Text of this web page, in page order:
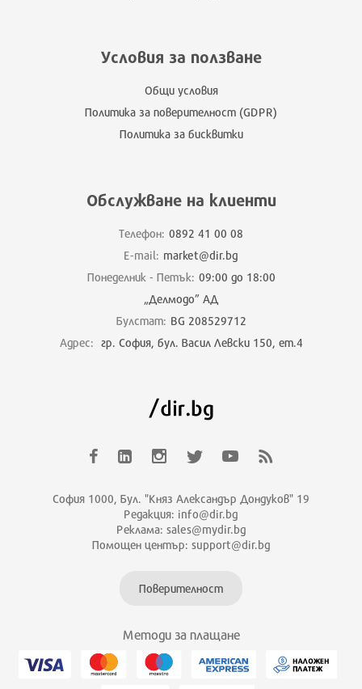
Условия за ползване
Общи условия
Политика за поверителност (GDPR)
Политика за бисквитки
Обслужване на клиенти
Телефон: 0892 41 00 08
E-mail: market@dir.bg
Понеделник - Петък: 09:00 до 18:00
„Делмодо” АД
Булстат: BG 208529712
Адрес: гр. София, бул. Васил Левски 150, ет.4
София 1000, Бул. "Княз Александър Дондуков" 19
Редакция: info@dir.bg
Реклама: sales@mydir.bg
Помощен център: support@dir.bg
Поверителност
Методи за плащане